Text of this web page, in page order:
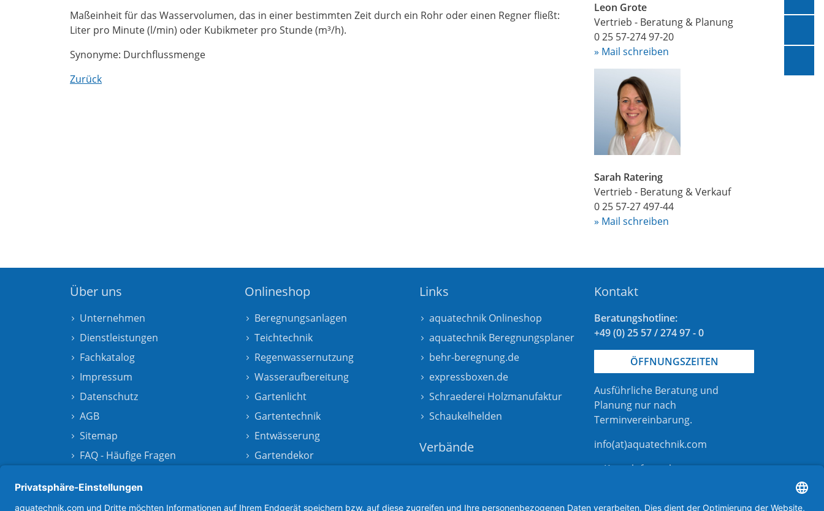
Maßeinheit für das Wasservolumen, das in einer bestimmten Zeit durch ein Rohr oder einen Regner fließt:
Liter pro Minute (l/min) oder Kubikmeter pro Stunde (m³/h).
Synonyme: Durchflussmenge
Zurück
Leon Grote
Vertrieb - Beratung & Planung
0 25 57-274 97-20
» Mail schreiben
Sarah Ratering
Vertrieb - Beratung & Verkauf
0 25 57-27 497-44
» Mail schreiben
Über uns
Unternehmen
Dienstleistungen
Fachkatalog
Impressum
Datenschutz
AGB
Sitemap
FAQ - Häufige Fragen
Onlineshop
Beregnungsanlagen
Teichtechnik
Regenwassernutzung
Wasseraufbereitung
Gartenlicht
Gartentechnik
Entwässerung
Gartendekor
Links
aquatechnik Onlineshop
aquatechnik Beregnungsplaner
behr-beregnung.de
expressboxen.de
Schraederei Holzmanufaktur
Schaukelhelden
Verbände
Wir sind Mitglied in den
Kontakt
Beratungshotline:
+49 (0) 25 57 / 274 97 - 0
ÖFFNUNGSZEITEN
Ausführliche Beratung und
Planung nur nach
Terminvereinbarung.
info(at)aquatechnik.com
Kontaktformular